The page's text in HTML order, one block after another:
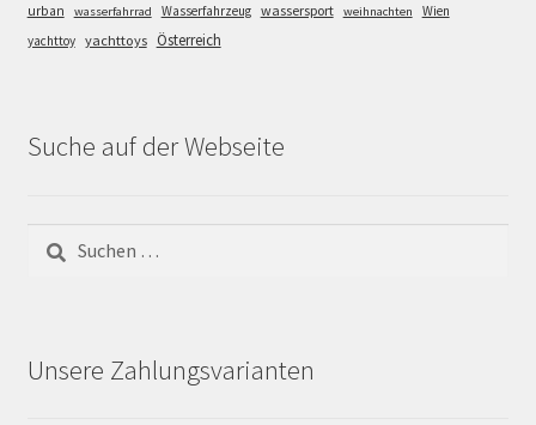
urban wasserfahrrad Wasserfahrzeug wassersport weihnachten
Wien
yachttoy yachttoys Österreich
Suche auf der Webseite
nach:
Unsere Zahlungsvarianten